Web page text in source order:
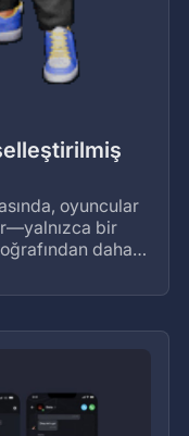
oyuncular
bir
daha